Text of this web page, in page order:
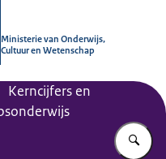
Ministerie van Onderwijs,
Cultuur en Wetenschap
Kerncijfers en